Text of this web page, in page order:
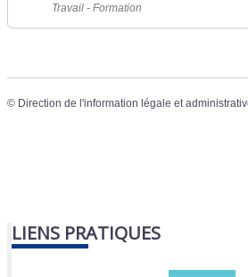
Travail - Formation
© Direction de l'information légale et
LIENS PRATIQUES